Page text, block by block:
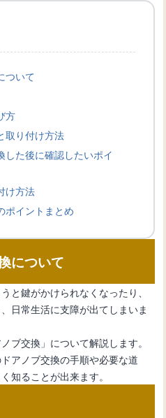
方を学ぼう
レの詰まり解消術：スッポン選び
原因と対策まで
について解説
けのポイント
レタンク音がする】原因を特定
のタンクの中はどうなっている
内部構造とメンテナンス
ついて
方
取り付け方法
した後に確認したいポイ
け方法
ポイントまとめ
について
と鍵がかけられなくなったり、
日常生活に支障が出てしまいま
ブ交換」について解説します。
アノブ交換の手順や必要な道
知ることが出来ます。